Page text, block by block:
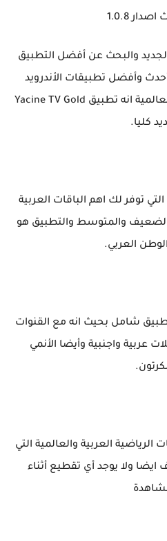
1.0.8
والبحث عن أفضل التطبيق
وأفضل تطبيقات الأندرويد
لمشاهدة الباقات العربية والعالمية انه تطبيق Yacine TV Gold
كليا.
توفر لك اهم الباقات العربية
الضعيف والمتوسط والتطبيق هو
العربي.
شامل بحيث انه مع القنوات
عربية واجنبية وأيضا الأنمي
الرياضية العربية والعالمية التي
ولا يوجد أي تقطيع أثناء